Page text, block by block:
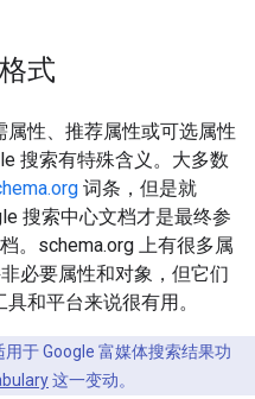
式
性、推荐属性或可选属性
搜索有特殊含义。大多数
词条，但是就
搜索中心文档才是最终参
。schema.org 上有很多属
必要属性和对象，但它们
和平台来说很有用。
于 Google 富媒体搜索结果功
这一变动。